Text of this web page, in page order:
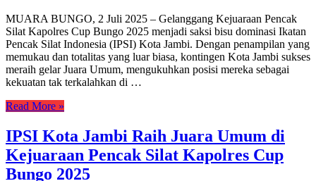
MUARA BUNGO, 2 Juli 2025 – Gelanggang Kejuaraan Pencak
Silat Kapolres Cup Bungo 2025 menjadi saksi bisu dominasi Ikatan
Pencak Silat Indonesia (IPSI) Kota Jambi. Dengan penampilan yang
memukau dan totalitas yang luar biasa, kontingen Kota Jambi sukses
meraih gelar Juara Umum, mengukuhkan posisi mereka sebagai
kekuatan tak terkalahkan di …
Read More »
IPSI Kota Jambi Raih Juara Umum di
Kejuaraan Pencak Silat Kapolres Cup
Bungo 2025